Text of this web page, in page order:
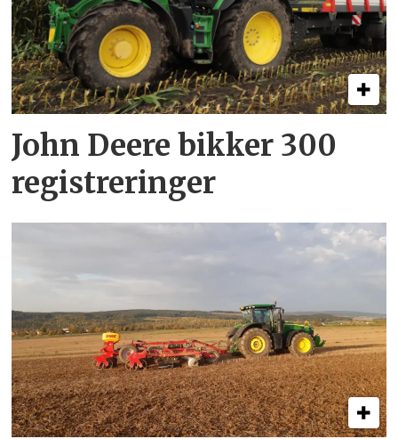
John Deere bikker 300
registreringer